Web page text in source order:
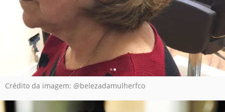
Crédito da imagem: @belezadamulherfco